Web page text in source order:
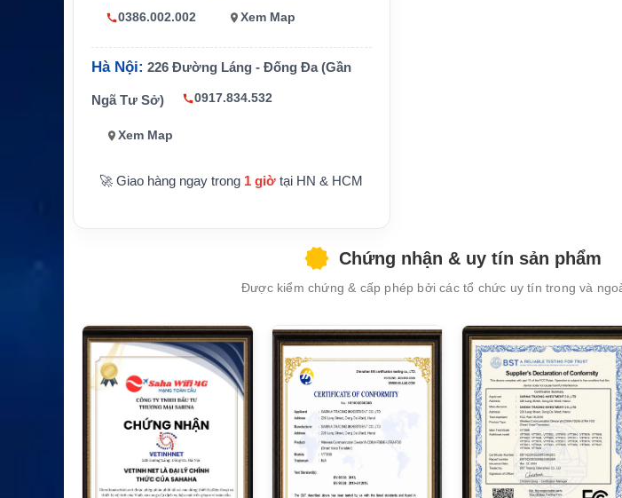
Chiều dài Khoảng 15 cm
Ứng dụn
Kết nối Iridium GO! với anten Iridium ng
oài tương thích
0386.002.002 Xem Map
Hà Nội: 226 Đường Láng - Đống Đa (Gần
Ngã Tư Sở) 0917.834.532
Xem Map
🚀 Giao hàng ngay trong 1 giờ tại HN & HCM
Chứng nhận & uy tín sản phẩm
Được kiểm chứng & cấp phép bởi các tổ chức uy tín trong và
XEM CHI TIẾT XEM CHI TIẾT